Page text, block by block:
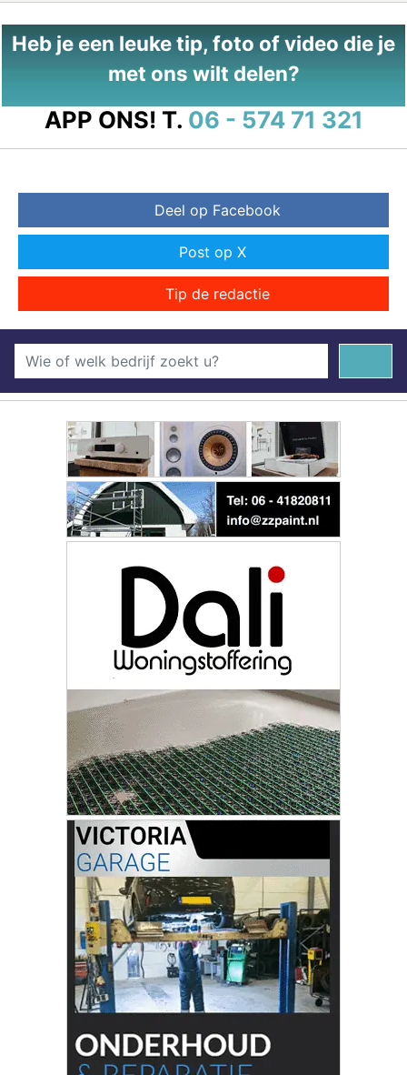
Heb je een leuke tip, foto of video die je
met ons wilt delen?
APP ONS! T. 06 - 574 71 321
Deel op Facebook
Post op X
Tip de redactie